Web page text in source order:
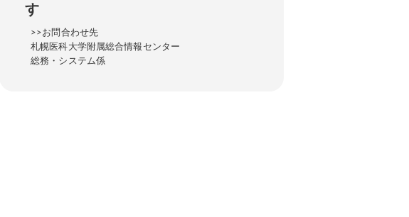
す
>>お問合わせ先
札幌医科大学附属総合情報センター
総務・システム係